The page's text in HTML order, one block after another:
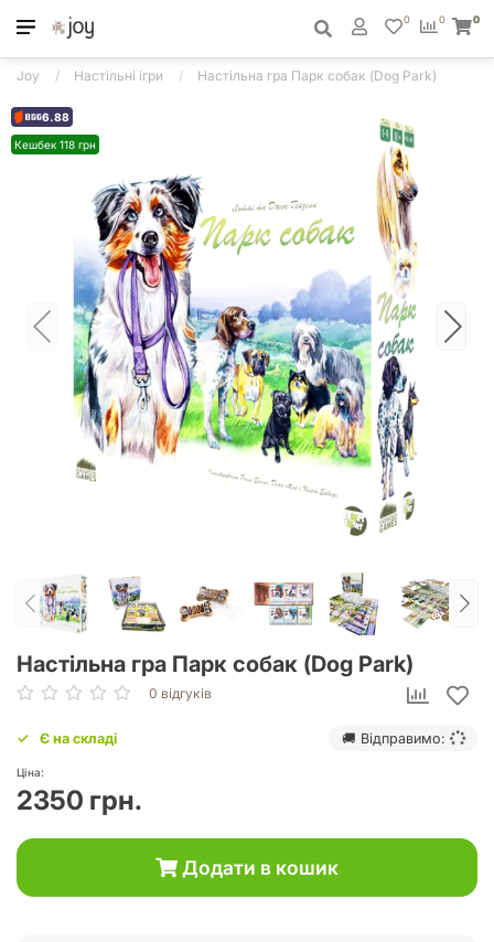
0
0 0
Joy Настільні ігри Настільна гра Парк собак (Dog Park)
6.88
Кешбек 118 грн
Настільна гра Парк собак (Dog Park)
0 відгуків
Є на складі 🚚 Відправимо:
Ціна:
2350 грн.
Додати в кошик